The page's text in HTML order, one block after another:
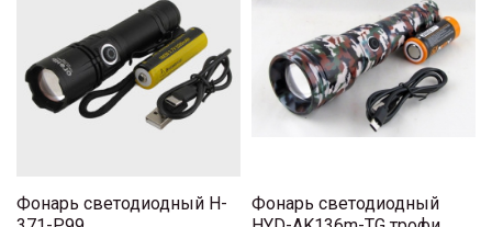
Фонарь светодиодный H-
Фонарь светодиодный